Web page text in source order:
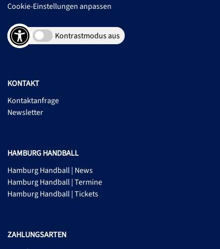
Cookie-Einstellungen anpassen
Kontrastmodus aus
KONTAKT
Kontaktanfrage
Newsletter
HAMBURG HANDBALL
Hamburg Handball | News
Hamburg Handball | Termine
Hamburg Handball | Tickets
ZAHLUNGSARTEN